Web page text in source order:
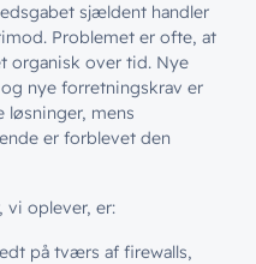
sjældent handler
Problemet er ofte, at
organisk over tid. Nye
nye forretningskrav er
løsninger, mens
er forblevet den
vi oplever, er:
på tværs af firewalls,